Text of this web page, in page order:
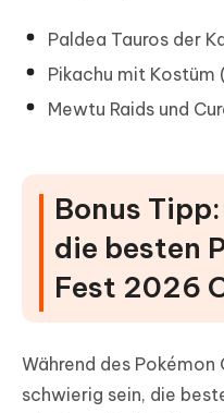
Paldea Tauros der
Pikachu mit
Mewtu Raids und
Bonus
die besten
Fest 2026
Während des Pokémon
schwierig sein, die